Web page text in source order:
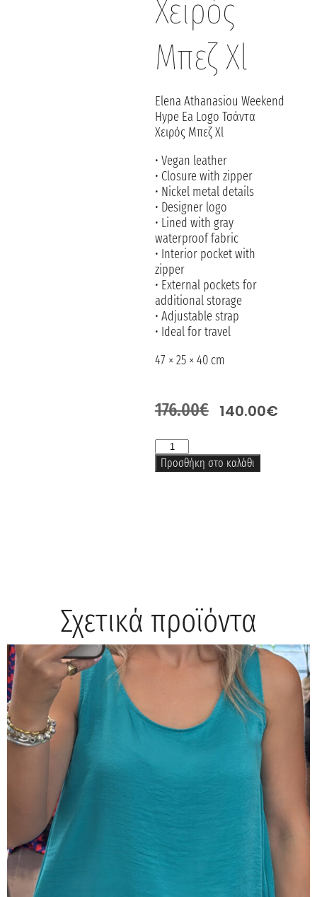
Χειρός
Μπεζ Xl
Elena Athanasiou Weekend
Hype Ea Logo Τσάντα
Χειρός Μπεζ Xl
• Vegan leather
• Closure with zipper
• Nickel metal details
• Designer logo
• Lined with gray
waterproof fabric
• Interior pocket with
zipper
• External pockets for
additional storage
• Adjustable strap
• Ideal for travel
47 × 25 × 40 cm
176.00€ 140.00€
Προσθήκη στο καλάθι
Σχετικά προϊόντα